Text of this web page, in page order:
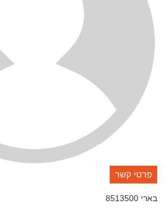
פרטי קשר
בארי 8513500